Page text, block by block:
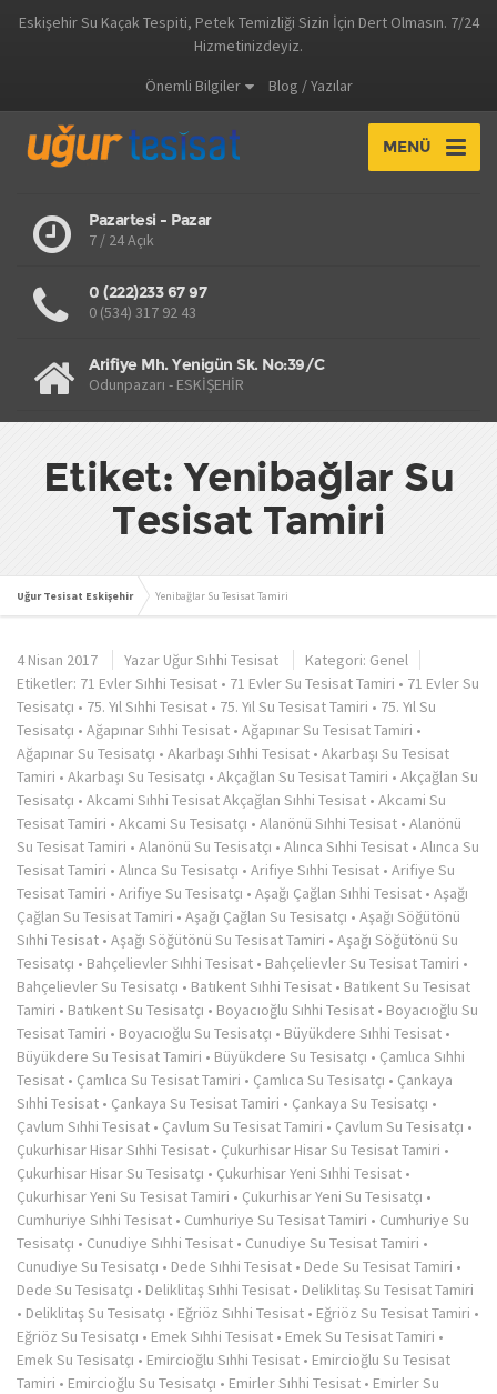
Eskişehir Su Kaçak Tespiti, Petek Temizliği Sizin İçin Dert Olmasın. 7/24
Hizmetinizdeyiz.
Önemli Bilgiler
Blog / Yazılar
MENÜ
Pazartesi - Pazar
7 / 24 Açık
0 (222)233 67 97
0 (534) 317 92 43
Arifiye Mh. Yenigün Sk. No:39/C
Odunpazarı - ESKİŞEHİR
Etiket: Yenibağlar Su
Tesisat Tamiri
Uğur Tesisat Eskişehir Yenibağlar Su Tesisat Tamiri
4 Nisan 2017 Yazar Uğur Sıhhi Tesisat Kategori: Genel
Etiketler: 71 Evler Sıhhi Tesisat • 71 Evler Su Tesisat Tamiri • 71 Evler Su
Tesisatçı • 75. Yıl Sıhhi Tesisat • 75. Yıl Su Tesisat Tamiri • 75. Yıl Su
Tesisatçı • Ağapınar Sıhhi Tesisat • Ağapınar Su Tesisat Tamiri •
Ağapınar Su Tesisatçı • Akarbaşı Sıhhi Tesisat • Akarbaşı Su Tesisat
Tamiri • Akarbaşı Su Tesisatçı • Akçağlan Su Tesisat Tamiri • Akçağlan Su
Tesisatçı • Akcami Sıhhi Tesisat Akçağlan Sıhhi Tesisat • Akcami Su
Tesisat Tamiri • Akcami Su Tesisatçı • Alanönü Sıhhi Tesisat • Alanönü
Su Tesisat Tamiri • Alanönü Su Tesisatçı • Alınca Sıhhi Tesisat • Alınca Su
Tesisat Tamiri • Alınca Su Tesisatçı • Arifiye Sıhhi Tesisat • Arifiye Su
Tesisat Tamiri • Arifiye Su Tesisatçı • Aşağı Çağlan Sıhhi Tesisat • Aşağı
Çağlan Su Tesisat Tamiri • Aşağı Çağlan Su Tesisatçı • Aşağı Söğütönü
Sıhhi Tesisat • Aşağı Söğütönü Su Tesisat Tamiri • Aşağı Söğütönü Su
Tesisatçı • Bahçelievler Sıhhi Tesisat • Bahçelievler Su Tesisat Tamiri •
Bahçelievler Su Tesisatçı • Batıkent Sıhhi Tesisat • Batıkent Su Tesisat
Tamiri • Batıkent Su Tesisatçı • Boyacıoğlu Sıhhi Tesisat • Boyacıoğlu Su
Tesisat Tamiri • Boyacıoğlu Su Tesisatçı • Büyükdere Sıhhi Tesisat •
Büyükdere Su Tesisat Tamiri • Büyükdere Su Tesisatçı • Çamlıca Sıhhi
Tesisat • Çamlıca Su Tesisat Tamiri • Çamlıca Su Tesisatçı • Çankaya
Sıhhi Tesisat • Çankaya Su Tesisat Tamiri • Çankaya Su Tesisatçı •
Çavlum Sıhhi Tesisat • Çavlum Su Tesisat Tamiri • Çavlum Su Tesisatçı •
Çukurhisar Hisar Sıhhi Tesisat • Çukurhisar Hisar Su Tesisat Tamiri •
Çukurhisar Hisar Su Tesisatçı • Çukurhisar Yeni Sıhhi Tesisat •
Çukurhisar Yeni Su Tesisat Tamiri • Çukurhisar Yeni Su Tesisatçı •
Cumhuriye Sıhhi Tesisat • Cumhuriye Su Tesisat Tamiri • Cumhuriye Su
Tesisatçı • Cunudiye Sıhhi Tesisat • Cunudiye Su Tesisat Tamiri •
Cunudiye Su Tesisatçı • Dede Sıhhi Tesisat • Dede Su Tesisat Tamiri •
Dede Su Tesisatçı • Deliklitaş Sıhhi Tesisat • Deliklitaş Su Tesisat Tamiri
• Deliklitaş Su Tesisatçı • Eğriöz Sıhhi Tesisat • Eğriöz Su Tesisat Tamiri •
Eğriöz Su Tesisatçı • Emek Sıhhi Tesisat • Emek Su Tesisat Tamiri •
Emek Su Tesisatçı • Emircioğlu Sıhhi Tesisat • Emircioğlu Su Tesisat
Tamiri • Emircioğlu Su Tesisatçı • Emirler Sıhhi Tesisat • Emirler Su